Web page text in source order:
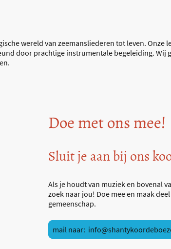
wereld van zeemansliederen tot leven. Onze
door prachtige instrumentale begeleiding. Wij
Doe met ons mee!
Sluit je aan bij ons
Als je houdt van muziek en bovenal
zoek naar jou! Doe mee en maak
gemeenschap.
mail naar: